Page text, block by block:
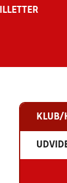
KLUB/